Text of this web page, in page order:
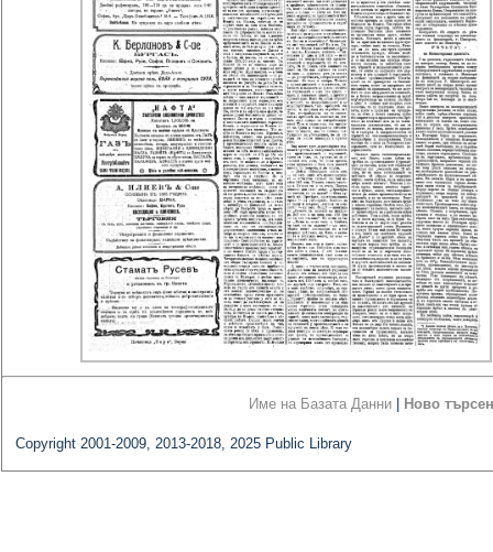
Име на Базата Данни Ново
Copyright 2001-2009, 2013-2018, 2025 Public Library